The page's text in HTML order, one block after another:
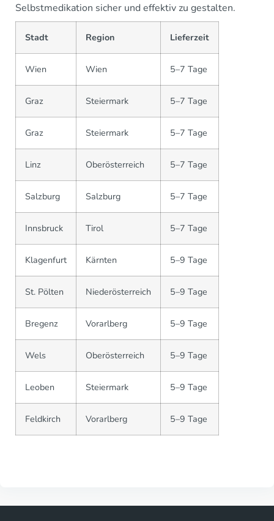
Selbstmedikation sicher und effektiv zu gestalten.
Stadt Region Lieferzeit
Wien Wien 5–7 Tage
Graz Steiermark 5–7 Tage
Graz Steiermark 5–7 Tage
Linz Oberösterreich 5–7 Tage
Salzburg Salzburg 5–7 Tage
Innsbruck Tirol 5–7 Tage
Klagenfurt Kärnten 5–9 Tage
St. Pölten Niederösterreich 5–9 Tage
Bregenz Vorarlberg 5–9 Tage
Wels Oberösterreich 5–9 Tage
Leoben Steiermark 5–9 Tage
Feldkirch Vorarlberg 5–9 Tage